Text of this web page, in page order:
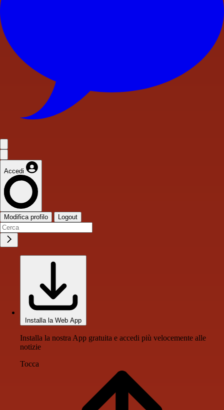
Accedi
Modifica profilo Logout
Installa la Web App
Installa la nostra App gratuita e accedi più velocemente alle
notizie
Tocca